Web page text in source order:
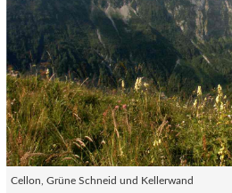
Cellon, Grüne Schneid und Kellerwand